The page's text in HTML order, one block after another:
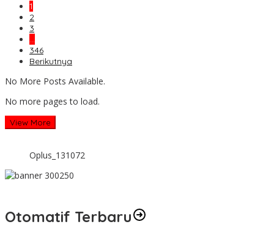
1
2
3
…
346
Berikutnya
No More Posts Available.
No more pages to load.
View More
Oplus_131072
Otomatif Terbaru